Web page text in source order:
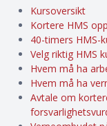
Kursoversikt
Kortere HMS
40-timers HMS-
Velg riktig HMS
Hvem må ha
Hvem må ha
Avtale om